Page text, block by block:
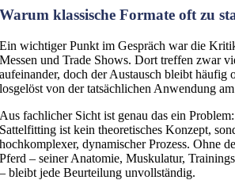
Warum klassische Formate oft zu
Ein wichtiger Punkt im Gespräch war die
Messen und Trade Shows. Dort treffen zwar
aufeinander, doch der Austausch bleibt häufig
losgelöst von der tatsächlichen Anwendung
Aus fachlicher Sicht ist genau das ein Problem:
Sattelfitting ist kein theoretisches Konzept,
hochkomplexer, dynamischer Prozess. Ohne
Pferd – seiner Anatomie, Muskulatur,
– bleibt jede Beurteilung unvollständig.